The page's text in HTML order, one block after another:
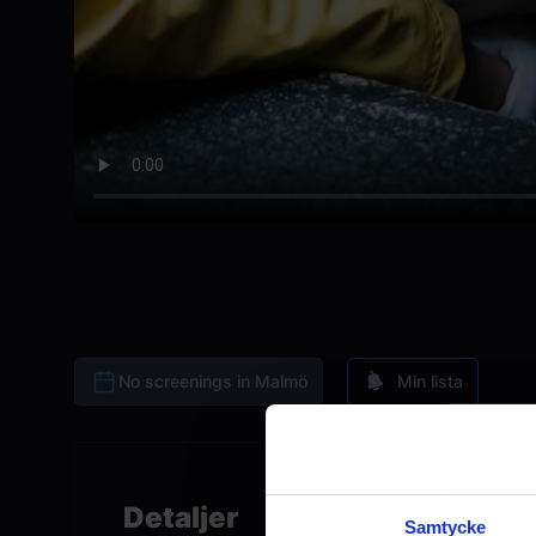
Samtycke
No screenings in Malmö Min lista
Detaljer